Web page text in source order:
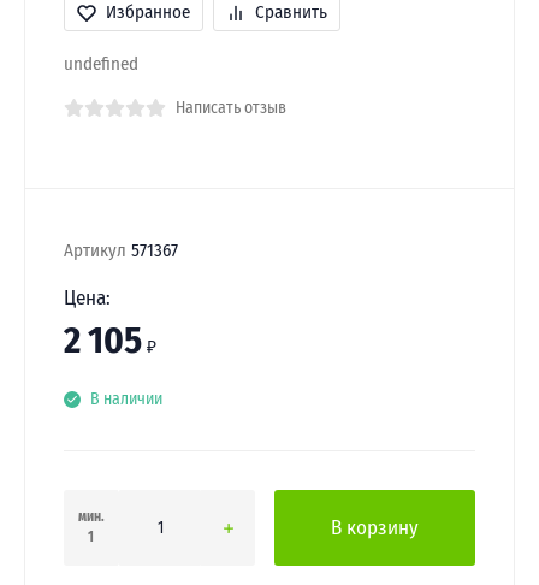
Избранное Сравнить
undefined
Написать отзыв
Артикул 571367
Цена:
2 105 ₽
В наличии
мин.
1
В корзину